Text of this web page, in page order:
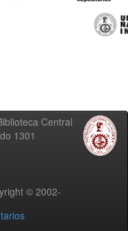
Central
1301
© 2002-